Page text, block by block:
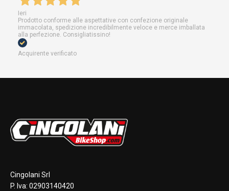
Ieri
Prodotto conforme alle aspettative con confezione originale
immacolata, spedizione incredibilmente veloce e merce imballata
alla perfezione. Consigliatissino!
Acquirente verificato
Cingolani Srl
P. Iva: 02903140420